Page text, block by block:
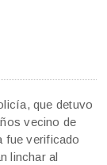
que detuvo
vecino de
fue verificado
linchar al